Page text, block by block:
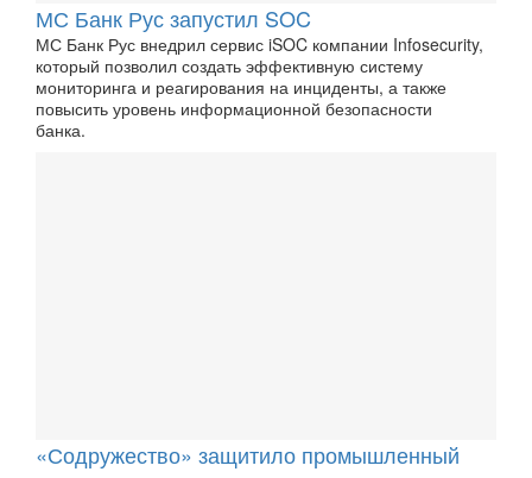
МС Банк Рус запустил SOC
МС Банк Рус внедрил сервис iSOC компании Infosecurity,
который позволил создать эффективную систему
мониторинга и реагирования на инциденты, а также
повысить уровень информационной безопасности
банка.
«Содружество» защитило промышленный